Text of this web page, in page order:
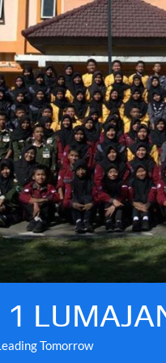
1
Tomorrow